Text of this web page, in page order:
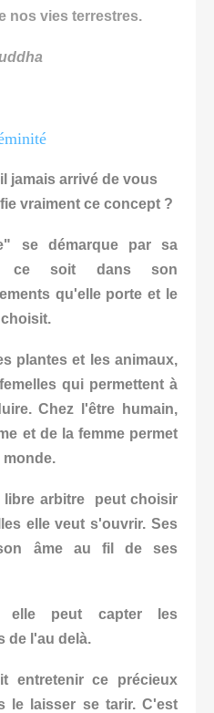
nos vies terrestres.
jamais arrivé de vous
vraiment ce concept ?
se démarque par sa
ce soit dans son
qu'elle porte et le
plantes et les animaux,
qui permettent à
Chez l'être humain,
et de la femme permet
monde.
libre arbitre peut choisir
elle veut s'ouvrir. Ses
âme au fil de ses
elle peut capter les
de l'au delà.
entretenir ce précieux
le laisser se tarir. C'est